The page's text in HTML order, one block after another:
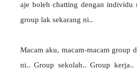
aje boleh chatting dengan individu
group lak sekarang ni..
Macam aku, macam-macam group
ni.. Group sekolah.. Group